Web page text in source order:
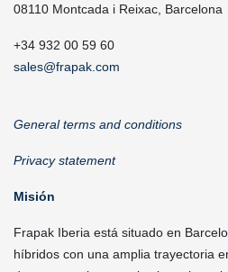
08110 Montcada i Reixac, Barcelona
+34 932 00 59 60
sales@frapak.com
General terms and conditions
Privacy statement
Misión
Frapak Iberia está situado en
híbridos con una amplia trayectoria